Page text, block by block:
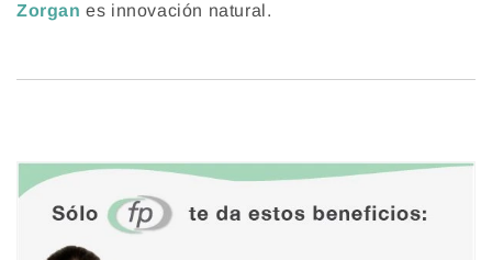
Zorgan es innovación natural.